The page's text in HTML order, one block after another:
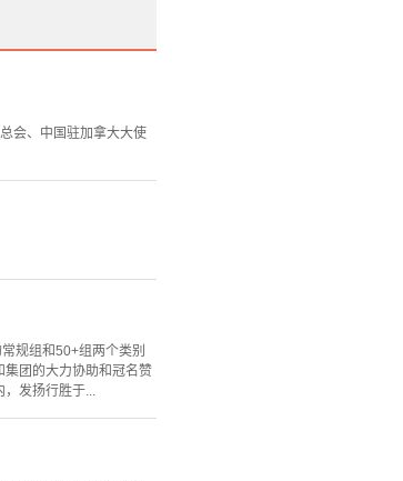
会、中国驻加拿大大使
规组和50+组两个类别
团的大力协助和冠名赞
，发扬行胜于...